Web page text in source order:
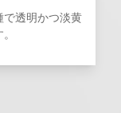
で透明かつ淡黄